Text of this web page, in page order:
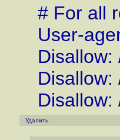
# For all
User-
Disallow:
Disallow:
Disallow:
Удалить